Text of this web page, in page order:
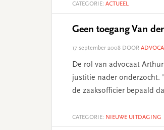
CATEGORIE: ACTUEEL
Geen toegang Van
17 september 2008 DOOR
De rol van advocaat
justitie nader onderzocht.
de zaaksofficier bepaald
CATEGORIE: NIEUWE UITDAGING